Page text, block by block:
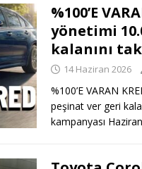
%100’E
yönetimi
kalanını
14 Haziran 2026
%100’E VARAN
peşinat ver geri
kampanyası